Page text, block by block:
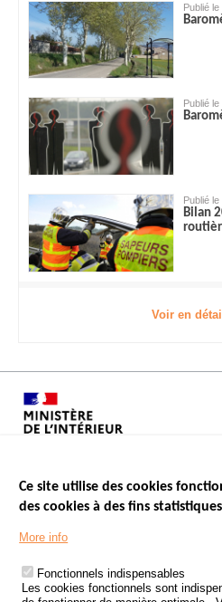
Publié
Publié
Publié
Bilan
Voir en
Menu
Footer
LES SITES PUBLICS
ÉTAT DE L’INSÉCURITÉ ROUTIÈRE
TRAITEMENT DES DONNÉES
Ce site utilise des cookies
des cookies à des fins
More info
Fonctionnels indispensables
Les cookies fonctionnels sont